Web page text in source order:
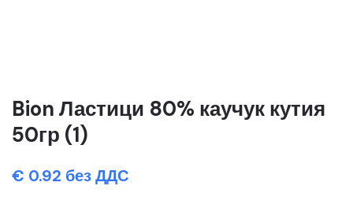
Bion Ластици 80% каучук кутия
50гр (1)
€ 0.92 без ДДС